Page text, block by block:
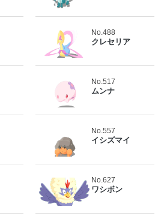
No.488
クレセリア
No.517
ムンナ
No.557
イシズマイ
No.627
ワシボン